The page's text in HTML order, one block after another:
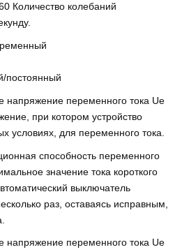
Количество колебаний
постоянный
напряжение переменного тока Ue
при котором устройство
условиях, для переменного тока.
способность переменного
значение тока короткого
выключатель
раз, оставаясь исправным,
напряжение переменного тока Ue